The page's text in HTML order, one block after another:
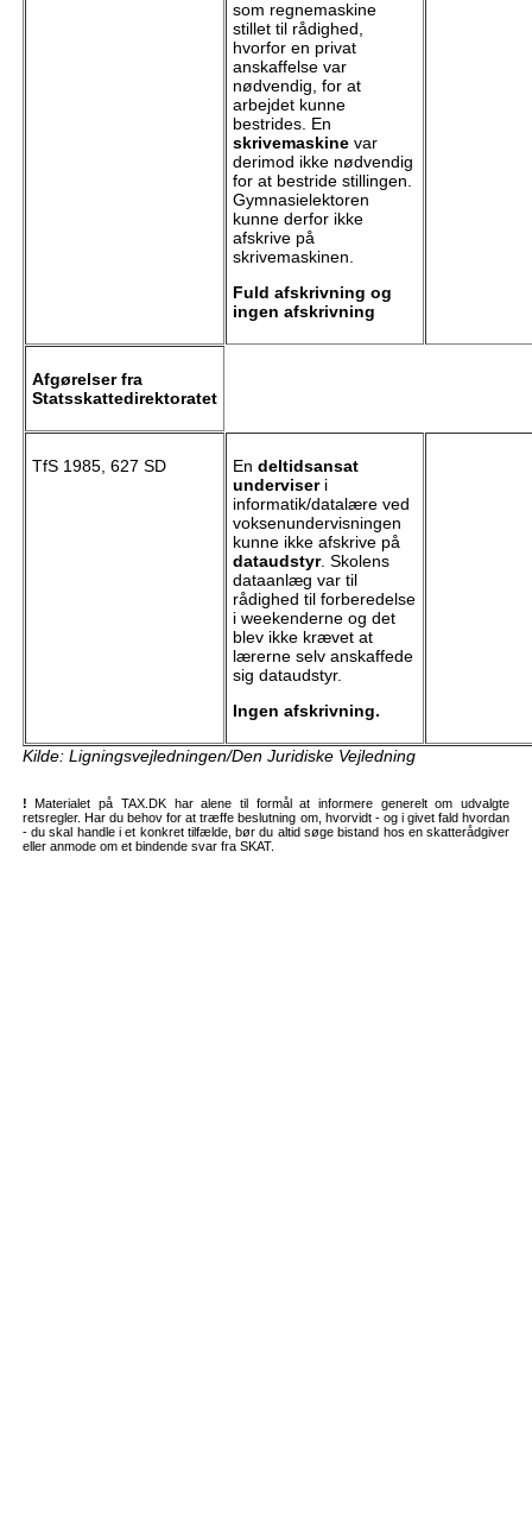
som regnemaskine
stillet til rådighed,
hvorfor en privat
anskaffelse var
nødvendig, for at
arbejdet kunne
bestrides. En
skrivemaskinevar
derimod ikke nødvendig
for at bestride stillingen.
Gymnasielektoren
kunne derfor ikke
afskrive på
skrivemaskinen.
Fuld afskrivning og
ingen afskrivning
Afgørelser fra
Statsskattedirektoratet
TfS 1985, 627 SD En deltidsansat
underviseri
informatik/datalære ved
voksenundervisningen
kunne ikke afskrive på
dataudstyr. Skolens
dataanlæg var til
rådighed til forberedelse
i weekenderne og det
blev ikke krævet at
lærerne selv anskaffede
sig dataudstyr.
Ingen afskrivning.
Kilde: Ligningsvejledningen/Den Juridiske Vejledning
! Materialet på TAX.DK har alene til formål at informere generelt om udvalgte
retsregler. Har du behov for at træffe beslutning om, hvorvidt - og i givet fald hvordan
- du skal handle i et konkret tilfælde, bør du altid søge bistand hos en skatterådgiver
eller anmode om et bindende svar fra SKAT.